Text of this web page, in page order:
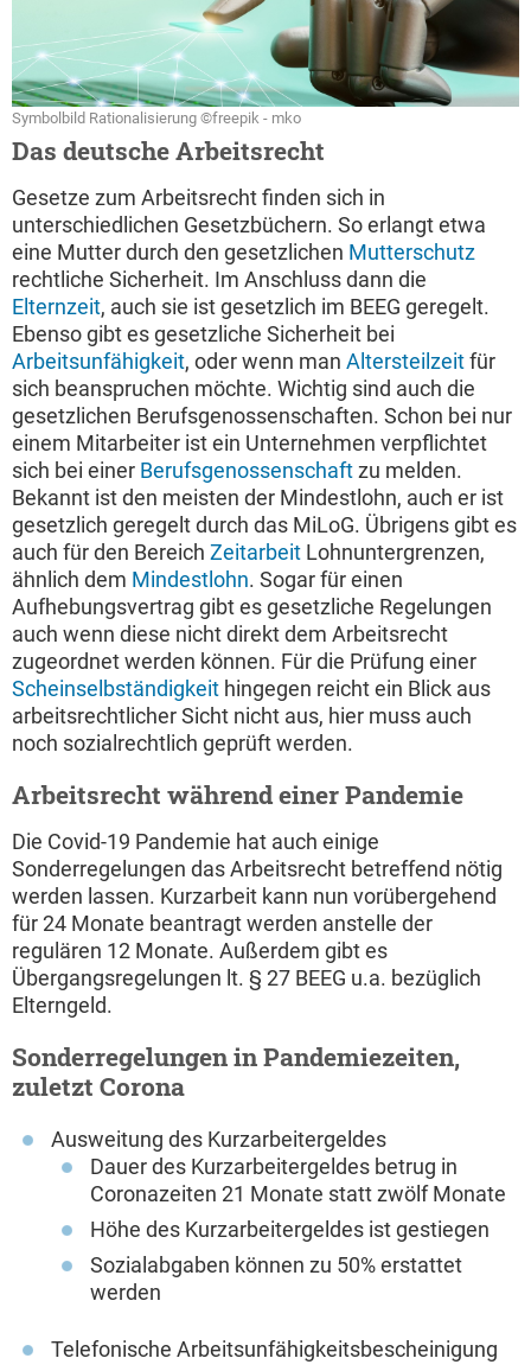
Symbolbild Rationalisierung ©freepik - mko
Das deutsche Arbeitsrecht
Gesetze zum Arbeitsrecht finden sich in
unterschiedlichen Gesetzbüchern. So erlangt etwa
eine Mutter durch den gesetzlichen Mutterschutz
rechtliche Sicherheit. Im Anschluss dann die
Elternzeit, auch sie ist gesetzlich im BEEG geregelt.
Ebenso gibt es gesetzliche Sicherheit bei
Arbeitsunfähigkeit, oder wenn man Altersteilzeitfür
sich beanspruchen möchte. Wichtig sind auch die
gesetzlichen Berufsgenossenschaften. Schon bei nur
einem Mitarbeiter ist ein Unternehmen verpflichtet
sich bei einer Berufsgenossenschaftzu melden.
Bekannt ist den meisten der Mindestlohn, auch er ist
gesetzlich geregelt durch das MiLoG. Übrigens gibt es
auch für den Bereich Zeitarbeit Lohnuntergrenzen,
ähnlich dem Mindestlohn. Sogar für einen
Aufhebungsvertrag gibt es gesetzliche Regelungen
auch wenn diese nicht direkt dem Arbeitsrecht
zugeordnet werden können. Für die Prüfung einer
Scheinselbständigkeit hingegen reicht ein Blick aus
arbeitsrechtlicher Sicht nicht aus, hier muss auch
noch sozialrechtlich geprüft werden.
Arbeitsrecht während einer Pandemie
Die Covid-19 Pandemie hat auch einige
Sonderregelungen das Arbeitsrecht betreffend nötig
werden lassen. Kurzarbeit kann nun vorübergehend
für 24 Monate beantragt werden anstelle der
regulären 12 Monate. Außerdem gibt es
Übergangsregelungen lt. § 27 BEEG u.a. bezüglich
Elterngeld.
Sonderregelungen in Pandemiezeiten,
zuletzt Corona
Ausweitung des Kurzarbeitergeldes
Dauer des Kurzarbeitergeldes betrug in
Coronazeiten 21 Monate statt zwölf Monate
Höhe des Kurzarbeitergeldes ist gestiegen
Sozialabgaben können zu 50% erstattet
werden
Telefonische Arbeitsunfähigkeitsbescheinigung